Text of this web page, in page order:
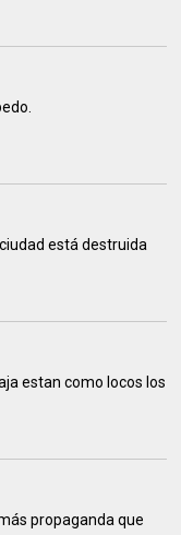
está destruida
estan como locos los
propaganda que